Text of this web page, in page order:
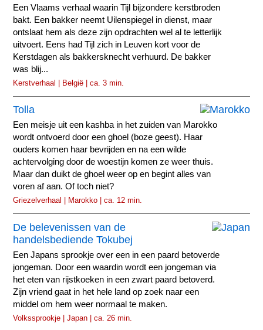
Een Vlaams verhaal waarin Tijl bijzondere kerstbroden
bakt. Een bakker neemt Uilenspiegel in dienst, maar
ontslaat hem als deze zijn opdrachten wel al te letterlijk
uitvoert. Eens had Tijl zich in Leuven kort voor de
Kerstdagen als bakkersknecht verhuurd. De bakker
was blij...
Kerstverhaal | België | ca. 3 min.
Tolla
Een meisje uit een kashba in het zuiden van Marokko
wordt ontvoerd door een ghoel (boze geest). Haar
ouders komen haar bevrijden en na een wilde
achtervolging door de woestijn komen ze weer thuis.
Maar dan duikt de ghoel weer op en begint alles van
voren af aan. Of toch niet?
Griezelverhaal | Marokko | ca. 12 min.
De belevenissen van de
handelsbediende Tokubej
Een Japans sprookje over een in een paard betoverde
jongeman. Door een waardin wordt een jongeman via
het eten van rijstkoeken in een zwart paard betoverd.
Zijn vriend gaat in het hele land op zoek naar een
middel om hem weer normaal te maken.
Volkssprookje | Japan | ca. 26 min.